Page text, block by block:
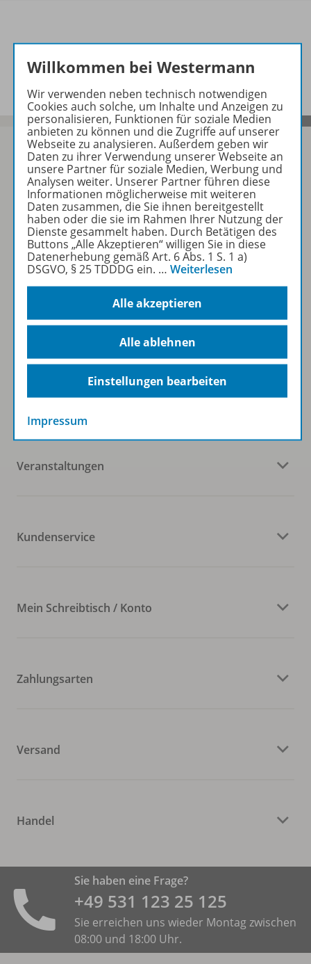
Beschreibung
Sofort profitieren
Zum Newsletter anmelden
Folgen Sie uns auf Social Media
Westermann Gruppe
Veranstaltungen
Kundenservice
Mein Schreibtisch / Konto
Zahlungsarten
Versand
Handel
Sie haben eine Frage?
+49 531 ­123 25 125
Sie erreichen uns wieder Montag zwischen
08:00 und 18:00 Uhr.
Willkommen bei Westermann
Wir verwenden neben technisch notwendigen
Cookies auch solche, um Inhalte und Anzeigen zu
personalisieren, Funktionen für soziale Medien
anbieten zu können und die Zugriffe auf unserer
Webseite zu analysieren. Außerdem geben wir
Daten zu ihrer Verwendung unserer Webseite an
unsere Partner für soziale Medien, Werbung und
Analysen weiter. Unserer Partner führen diese
Informationen möglicherweise mit weiteren
Daten zusammen, die Sie ihnen bereitgestellt
haben oder die sie im Rahmen Ihrer Nutzung der
Dienste gesammelt haben. Durch Betätigen des
Buttons „Alle Akzeptieren“ willigen Sie in diese
Datenerhebung gemäß Art. 6 Abs. 1 S. 1 a)
DSGVO, § 25 TDDDG ein. … Weiterlesen
Alle akzeptieren
Alle ablehnen
Einstellungen bearbeiten
Impressum